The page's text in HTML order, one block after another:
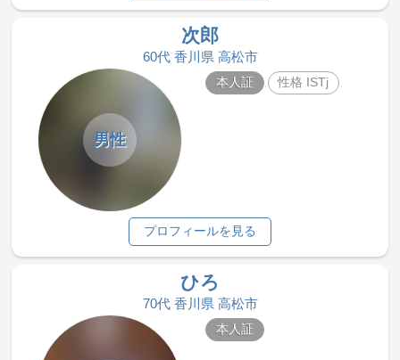
次郎
60代 香川県 高松市
男性
本人証 性格 ISTj
プロフィールを見る
ひろ
70代 香川県 高松市
本人証